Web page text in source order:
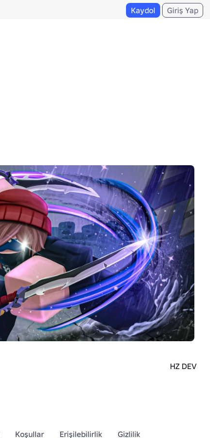
Kaydol Giriş Yap
HZ DEV
Koşullar Erişilebilirlik Gizlilik